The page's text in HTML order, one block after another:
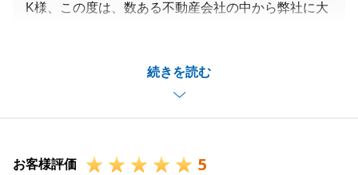
続きを読む
K様、この度は、数ある不動産会社の中から弊社に大
無事にお引渡しまで完了し、K様にご納得いただける
お取引となりましたこと、担当として大変嬉しく思っ
ております。
力をいただき、重ねて御礼申し上げます。
お客様評価 5